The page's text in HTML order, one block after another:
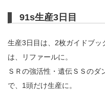
91s生産3日目
生産3日目は、2枚ガイドブ
は、リファールに。
ＳＲの強活性・遺伝ＳＳの
で、1頭だけ生産に。